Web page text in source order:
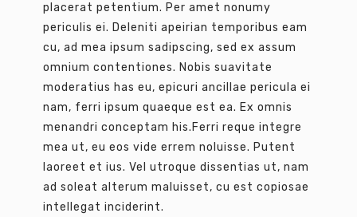
placerat petentium. Per amet nonumy
periculis ei. Deleniti apeirian temporibus eam
cu, ad mea ipsum sadipscing, sed ex assum
omnium contentiones. Nobis suavitate
moderatius has eu, epicuri ancillae pericula ei
nam, ferri ipsum quaeque est ea. Ex omnis
menandri conceptam his.Ferri reque integre
mea ut, eu eos vide errem noluisse. Putent
laoreet et ius. Vel utroque dissentias ut, nam
ad soleat alterum maluisset, cu est copiosae
intellegat inciderint.